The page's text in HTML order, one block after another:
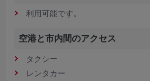
利用可能です。
空港と市内間のアクセス
タクシー
レンタカー